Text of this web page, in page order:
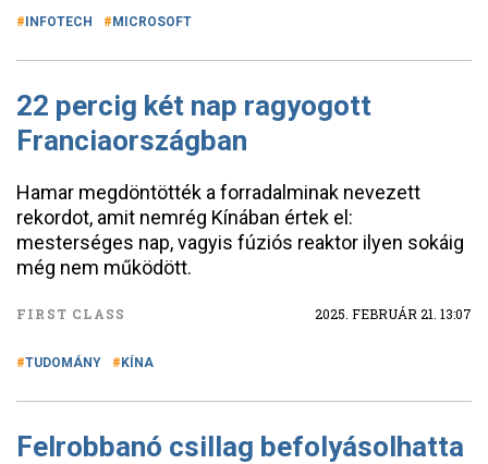
INFOTECH MICROSOFT
22 percig két nap ragyogott
Franciaországban
Hamar megdöntötték a forradalminak nevezett
rekordot, amit nemrég Kínában értek el:
mesterséges nap, vagyis fúziós reaktor ilyen sokáig
még nem működött.
FIRST CLASS 2025. FEBRUÁR 21. 13:07
TUDOMÁNY KÍNA
Felrobbanó csillag befolyásolhatta